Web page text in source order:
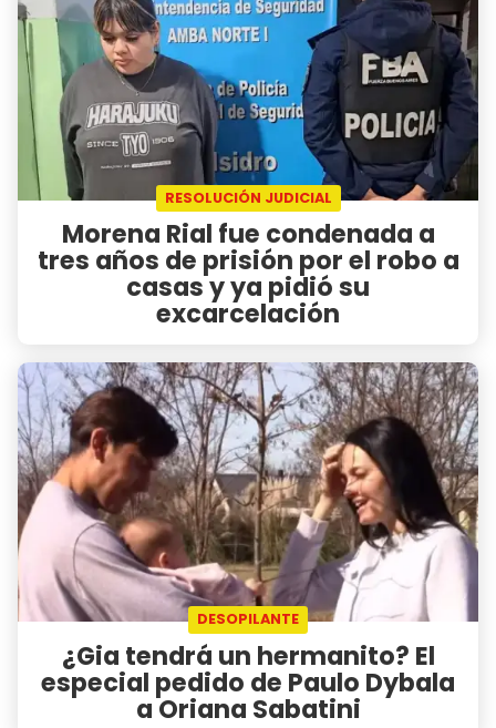
RESOLUCIÓN JUDICIAL
Morena Rial fue condenada a
tres años de prisión por el robo a
casas y ya pidió su
excarcelación
DESOPILANTE
¿Gia tendrá un hermanito? El
especial pedido de Paulo Dybala
a Oriana Sabatini